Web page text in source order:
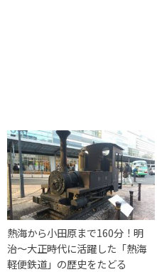
熱海から小田原まで160分！明
治〜大正時代に活躍した「熱海
軽便鉄道」の歴史をたどる